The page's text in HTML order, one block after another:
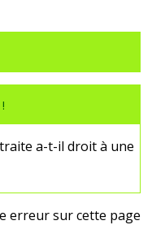
a-t-il droit à une
erreur sur cette page